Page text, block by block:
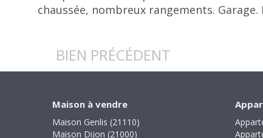
chaussée, nombreux rangements.
BIEN PRÉCÉDENT
Maison à vendre
Maison Genlis (21110)
Maison Dijon (21000)